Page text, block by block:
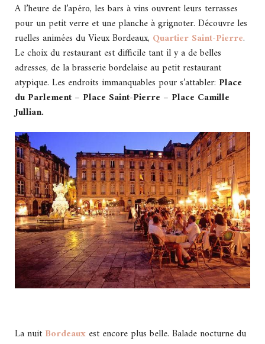
A l’heure de l’apéro, les bars à vins ouvrent leurs terrasses
pour un petit verre et une planche à grignoter. Découvre les
ruelles animées du Vieux Bordeaux, Quartier Saint-Pierre.
Le choix du restaurant est difficile tant il y a de belles
adresses, de la brasserie bordelaise au petit restaurant
atypique. Les endroits immanquables pour s’attabler: Place
du Parlement – Place Saint-Pierre – Place Camille
Jullian.
La nuit Bordeaux est encore plus belle. Balade nocturne du